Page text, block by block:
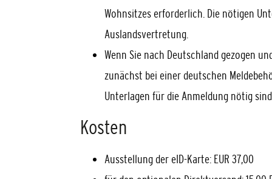
Wohnsitzes erforderlich. Die nötigen
Auslandsvertretung.
Wenn Sie nach Deutschland gezogen
zunächst bei einer deutschen
Unterlagen für die Anmeldung nötig
Kosten
Ausstellung der eID-Karte: EUR 37,00